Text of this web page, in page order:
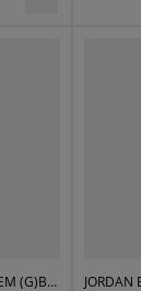
JORDAN BLUZA Z KAPTUREM (G)BK HIT HOOD BLK G